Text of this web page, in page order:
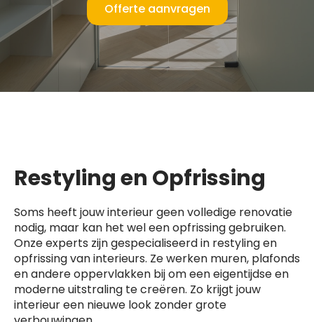
Offerte aanvragen
Restyling en Opfrissing
Soms heeft jouw interieur geen volledige renovatie
nodig, maar kan het wel een opfrissing gebruiken.
Onze experts zijn gespecialiseerd in restyling en
opfrissing van interieurs. Ze werken muren, plafonds
en andere oppervlakken bij om een eigentijdse en
moderne uitstraling te creëren. Zo krijgt jouw
interieur een nieuwe look zonder grote